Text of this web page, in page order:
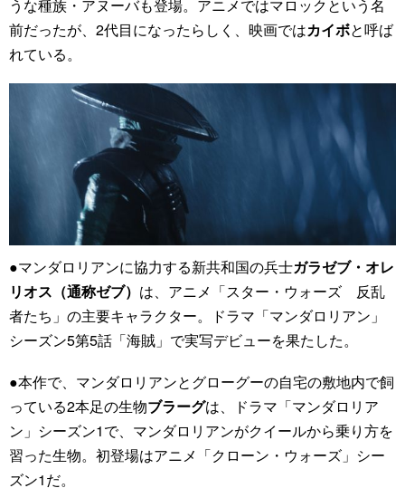
うな種族・アヌーバも登場。アニメではマロックという名
前だったが、2代目になったらしく、映画ではカイボと呼ば
れている。
●マンダロリアンに協力する新共和国の兵士ガラゼブ・オレ
リオス（通称ゼブ） は、アニメ「スター・ウォーズ 反乱
者たち」の主要キャラクター。ドラマ「マンダロリアン」
シーズン5第5話「海賊」で実写デビューを果たした。
●本作で、マンダロリアンとグローグーの自宅の敷地内で飼
っている2本足の生物ブラーグは、ドラマ「マンダロリア
ン」シーズン1で、マンダロリアンがクイールから乗り方を
習った生物。初登場はアニメ「クローン・ウォーズ」シー
ズン1だ。